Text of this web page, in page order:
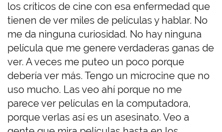
los críticos de cine con esa enfermedad que
tienen de ver miles de películas y hablar. No
me da ninguna curiosidad. No hay ninguna
película que me genere verdaderas ganas de
ver. A veces me puteo un poco porque
debería ver más. Tengo un microcine que no
uso mucho. Las veo ahí porque no me
parece ver películas en la computadora,
porque verlas así es un asesinato. Veo a